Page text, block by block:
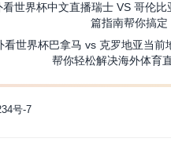
看世界杯中文直播瑞士 VS 哥伦
篇指南帮你搞定
看世界杯巴拿马 vs 克罗地亚当前
帮你轻松解决海外体育
号-7